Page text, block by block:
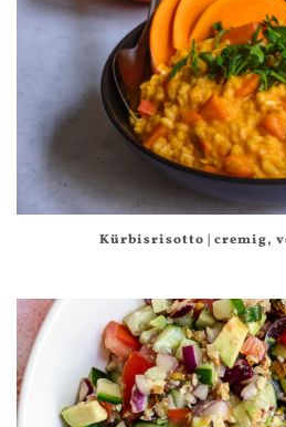
Kürbisrisotto | cremig,